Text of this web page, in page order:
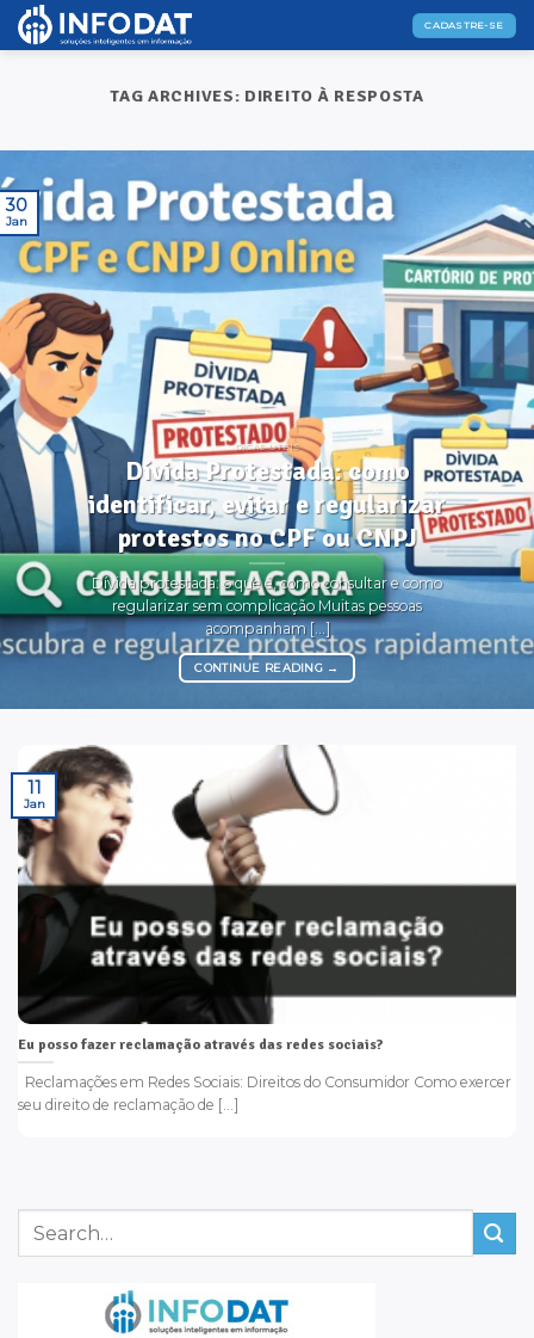
Skip
CADASTRE-SE
TAG ARCHIVES: DIREITO À RESPOSTA
DICAS ÚTEIS
Dívida Protestada: como
identificar, evitar e regularizar
protestos no CPF ou CNPJ
Dívida protestada: o que é, como consultar e como
regularizar sem complicação Muitas pessoas
acompanham [...]
CONTINUE READING →
30
Jan
Eu posso fazer reclamação através das redes sociais?
Reclamações em Redes Sociais: Direitos do Consumidor Como exercer
seu direito de reclamação de [...]
11
Jan